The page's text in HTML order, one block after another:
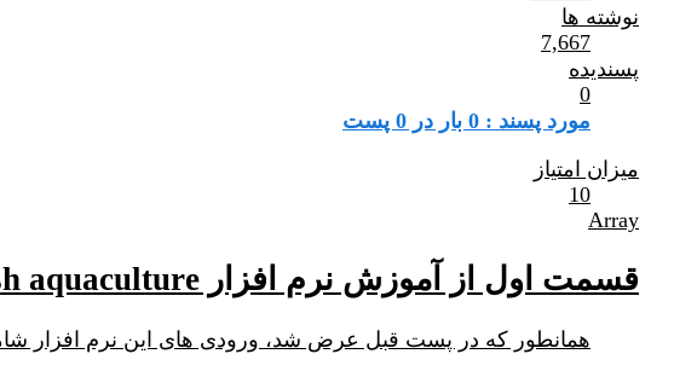
نوشته ها
7,667
پسندیده
0
مورد پسند : 0 بار در 0 پست
میزان امتیاز
10
Array
قسمت اول از آموزش نرم افزار finfish aquaculture
همانطور که در پست قبل عرض شد، ورودی های این نرم افزار